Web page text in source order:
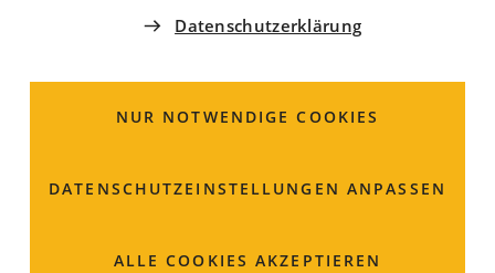
Datenschutzerklärung
NUR NOTWENDIGE COOKIES
DATENSCHUTZ­EINSTELLUNGEN ANPASSEN
ALLE COOKIES AKZEPTIEREN
Bürgerin
Ein Stück Britiannien hat OB Dominik Sauerteig in der
Innenstadtbesuche war er jetzt im Café Victoria.